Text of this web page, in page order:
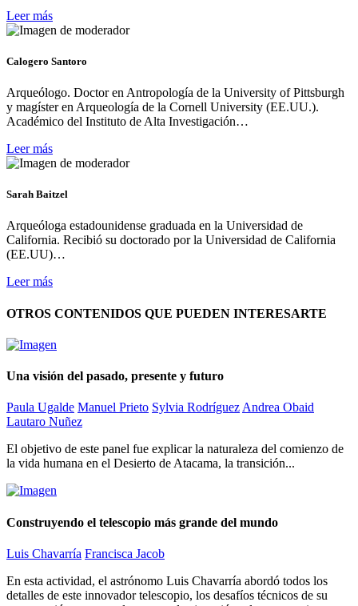
Leer más
Calogero Santoro
Arqueólogo. Doctor en Antropología de la University of Pittsburgh
y magíster en Arqueología de la Cornell University (EE.UU.).
Académico del Instituto de Alta Investigación…
Leer más
Sarah Baitzel
Arqueóloga estadounidense graduada en la Universidad de
California. Recibió su doctorado por la Universidad de California
(EE.UU)…
Leer más
OTROS CONTENIDOS QUE PUEDEN INTERESARTE
Una visión del pasado, presente y futuro
Paula Ugalde Manuel Prieto Sylvia RodríguezAndrea Obaid
Lautaro Nuñez
El objetivo de este panel fue explicar la naturaleza del comienzo de
la vida humana en el Desierto de Atacama, la transición...
Construyendo el telescopio más grande del mundo
Luis Chavarría Francisca Jacob
En esta actividad, el astrónomo Luis Chavarría abordó todos los
detalles de este innovador telescopio, los desafíos técnicos de su